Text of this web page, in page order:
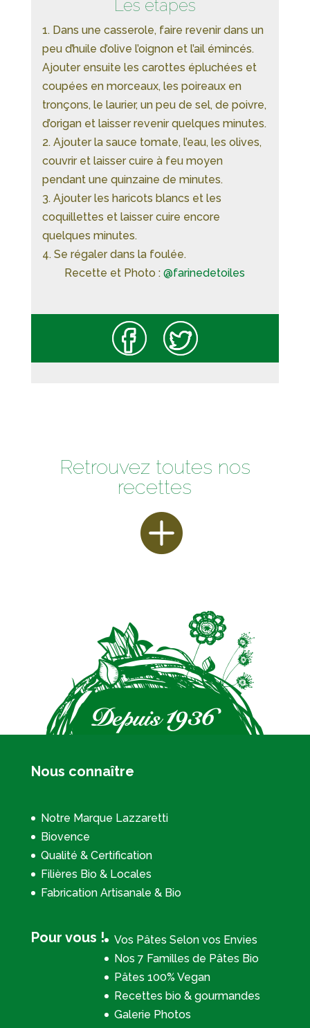
Les étapes
1. Dans une casserole, faire revenir dans un
peu d’huile d’olive l’oignon et l’ail émincés.
Ajouter ensuite les carottes épluchées et
coupées en morceaux, les poireaux en
tronçons, le laurier, un peu de sel, de poivre,
d’origan et laisser revenir quelques minutes.
2. Ajouter la sauce tomate, l’eau, les olives,
couvrir et laisser cuire à feu moyen
pendant une quinzaine de minutes.
3. Ajouter les haricots blancs et les
coquillettes et laisser cuire encore
quelques minutes.
4. Se régaler dans la foulée.
Recette et Photo :@farinedetoiles
Retrouvez toutes nos
recettes
Nous connaître
Notre Marque Lazzaretti
Biovence
Qualité & Certification
Filières Bio & Locales
Fabrication Artisanale & Bio
Pour vous !
Vos Pâtes Selon vos Envies
Nos 7 Familles de Pâtes Bio
Pâtes 100% Vegan
Recettes bio & gourmandes
Galerie Photos